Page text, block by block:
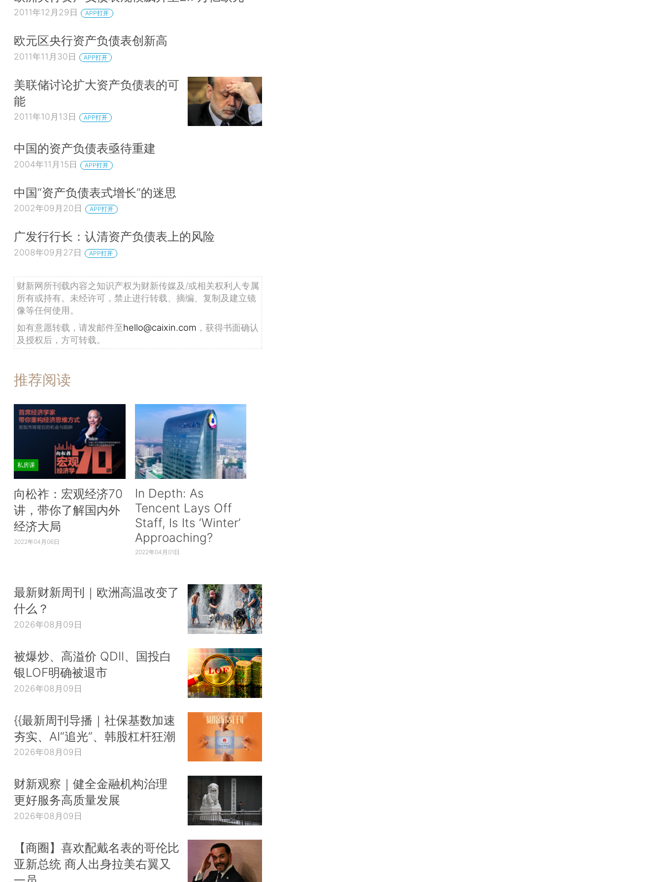
2011年12月29日 APP打开
欧元区央行资产负债表创新高
2011年11月30日 APP打开
美联储讨论扩大资产负债表的可
能
2011年10月13日 APP打开
中国的资产负债表亟待重建
2004年11月15日 APP打开
中国“资产负债表式增长”的迷思
2002年09月20日 APP打开
广发行行长：认清资产负债表上的风险
2008年09月27日 APP打开
财新网所刊载内容之知识产权为财新传媒及/或相关权利人专属
所有或持有。未经许可，禁止进行转载、摘编、复制及建立镜
像等任何使用。
如有意愿转载，请发邮件至hello@caixin.com ，获得书面确认
及授权后，方可转载。
推荐阅读
私房课
向松祚：宏观经济70
讲，带你了解国内外
经济大局
2022年04月06日
In Depth: As
Tencent Lays Off
Staff, Is Its ‘Winter’
Approaching?
2022年04月01日
最新财新周刊｜欧洲高温改变了
什么？
2026年08月09日
被爆炒、高溢价 QDII、国投白
银LOF明确被退市
2026年08月09日
{{最新周刊导播｜社保基数加速
夯实、AI“追光”、韩股杠杆狂潮
2026年08月09日
财新观察｜健全金融机构治理
更好服务高质量发展
2026年08月09日
【商圈】喜欢配戴名表的哥伦比
亚新总统 商人出身拉美右翼又